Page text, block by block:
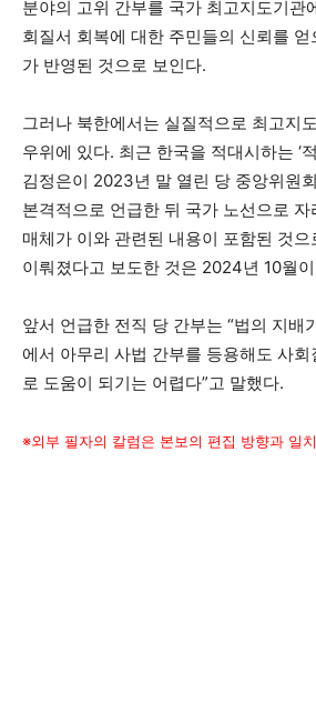
분야의 고위 간부를 국가 최고지도기관
회질서 회복에 대한 주민들의 신뢰를
가 반영된 것으로 보인다.
그러나 북한에서는 실질적으로 최고지
우위에 있다. 최근 한국을 적대시하는 ‘
김정은이 2023년 말 열린 당 중앙위원
본격적으로 언급한 뒤 국가 노선으로
매체가 이와 관련된 내용이 포함된 것
이뤄졌다고 보도한 것은 2024년 10월
앞서 언급한 전직 당 간부는 “법의 지배
에서 아무리 사법 간부를 등용해도 사
로 도움이 되기는 어렵다”고 말했다.
※외부 필자의 칼럼은 본보의 편집 방향과 일